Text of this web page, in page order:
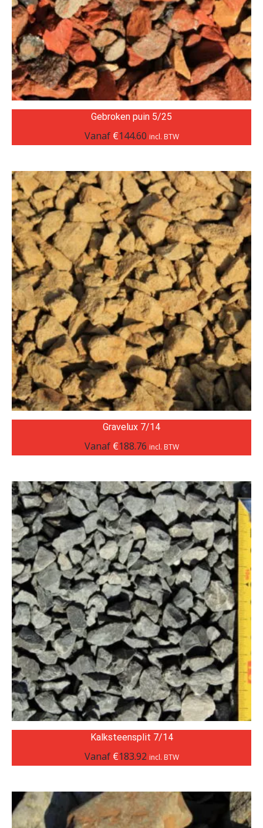
Gebroken puin 5/25
Vanaf €144.60 incl. BTW
Gravelux 7/14
Vanaf €188.76 incl. BTW
Kalksteensplit 7/14
Vanaf €183.92 incl. BTW